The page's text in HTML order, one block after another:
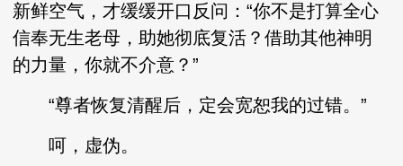
新鲜空气，才缓缓开口反问：“你不是打算全心
信奉无生老母，助她彻底复活？借助其他神明
的力量，你就不介意？”
“尊者恢复清醒后，定会宽恕我的过错。”
呵，虚伪。